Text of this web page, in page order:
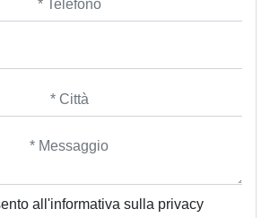
all'informativa sulla privacy